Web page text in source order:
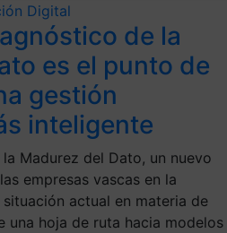
Digital
de la
es el punto de
gestión
inteligente
Madurez del Dato, un nuevo
empresas vascas en la
actual en materia de
una hoja de ruta hacia modelos